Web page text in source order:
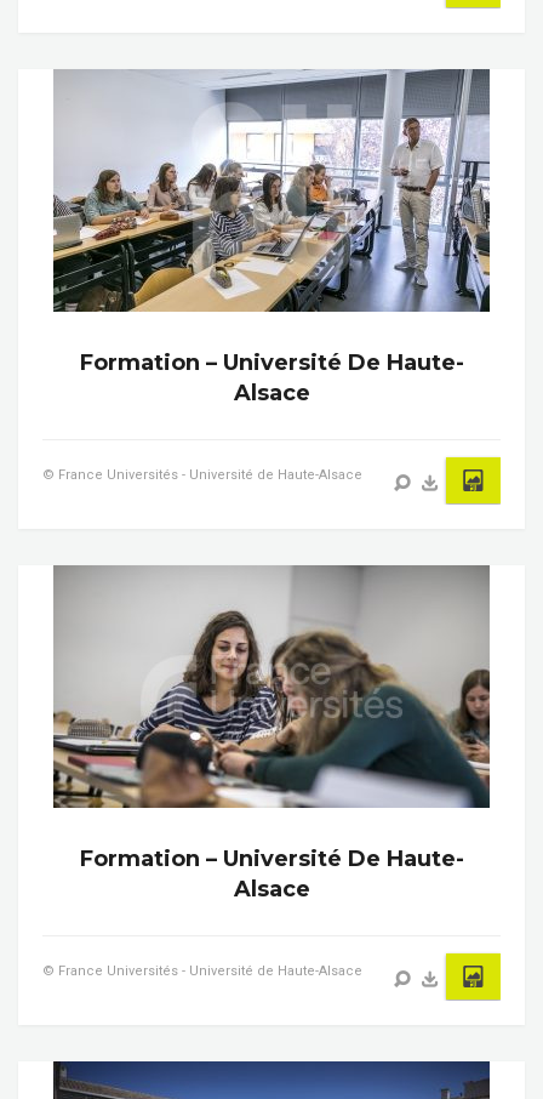
Formation – Université De Haute-
Alsace
© France Universités - Université de Haute-Alsace
Formation – Université De Haute-
Alsace
© France Universités - Université de Haute-Alsace